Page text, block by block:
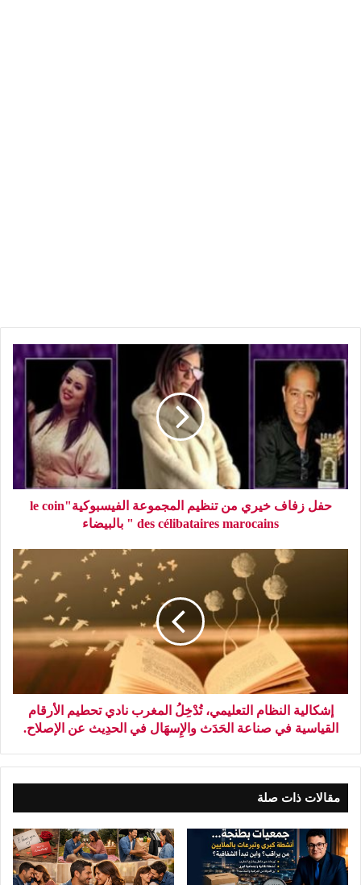
حفل زفاف خيري من تنظيم المجموعة الفيسبوكية"le coin
des célibataires marocains " بالبيضاء
إشكالية النظام التعليمي، تُدْخِلُ المغرب نادي تحطيم الأرقام
القياسية في صناعة الحَدَث والإِسهَال في الحدِيث عن الإصلاح.
مقالات ذات صلة